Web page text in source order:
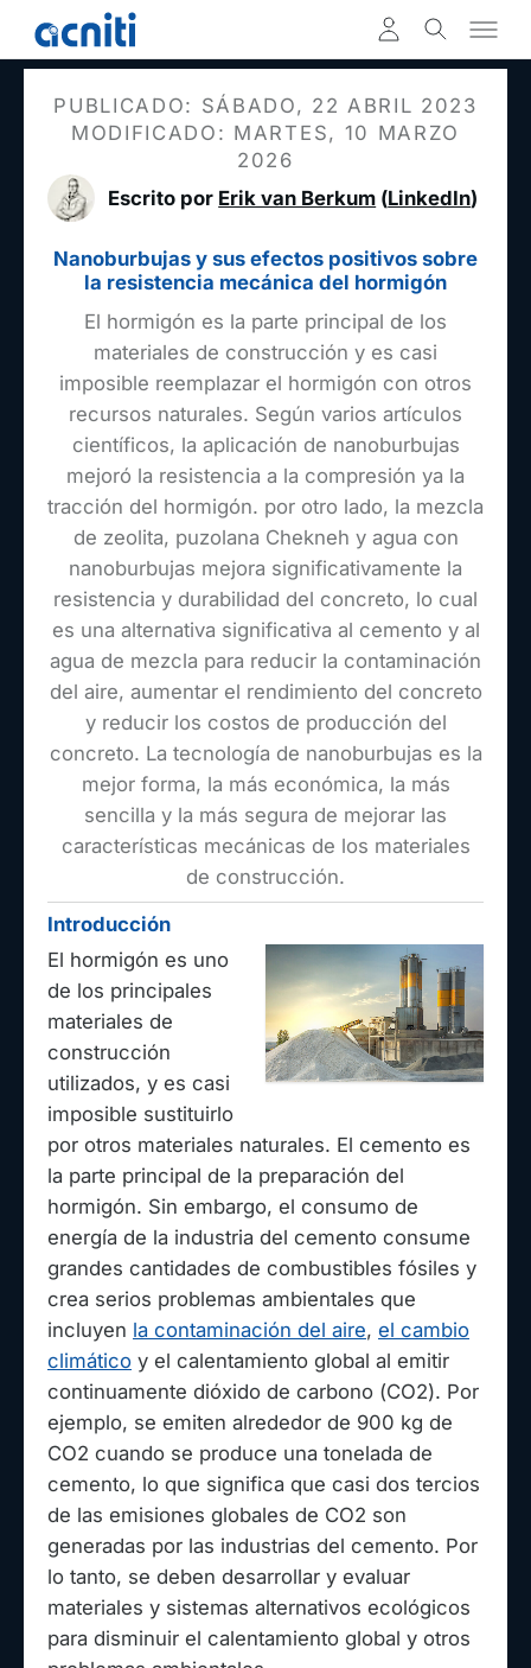
PUBLICADO: SÁBADO, 22 ABRIL 2023
MODIFICADO: MARTES, 10 MARZO
2026
Escrito por Erik van Berkum (LinkedIn)
Nanoburbujas y sus efectos positivos sobre
la resistencia mecánica del hormigón
El hormigón es la parte principal de los
materiales de construcción y es casi
imposible reemplazar el hormigón con otros
recursos naturales. Según varios artículos
científicos, la aplicación de nanoburbujas
mejoró la resistencia a la compresión ya la
tracción del hormigón. por otro lado, la mezcla
de zeolita, puzolana Chekneh y agua con
nanoburbujas mejora significativamente la
resistencia y durabilidad del concreto, lo cual
es una alternativa significativa al cemento y al
agua de mezcla para reducir la contaminación
del aire, aumentar el rendimiento del concreto
y reducir los costos de producción del
concreto. La tecnología de nanoburbujas es la
mejor forma, la más económica, la más
sencilla y la más segura de mejorar las
características mecánicas de los materiales
de construcción.
Introducción
El hormigón es uno
de los principales
materiales de
construcción
utilizados, y es casi
imposible sustituirlo
por otros materiales naturales. El cemento es
la parte principal de la preparación del
hormigón. Sin embargo, el consumo de
energía de la industria del cemento consume
grandes cantidades de combustibles fósiles y
crea serios problemas ambientales que
incluyen la contaminación del aire, el cambio
climático y el calentamiento global al emitir
continuamente dióxido de carbono (CO2). Por
ejemplo, se emiten alrededor de 900 kg de
CO2 cuando se produce una tonelada de
cemento, lo que significa que casi dos tercios
de las emisiones globales de CO2 son
generadas por las industrias del cemento. Por
lo tanto, se deben desarrollar y evaluar
materiales y sistemas alternativos ecológicos
para disminuir el calentamiento global y otros